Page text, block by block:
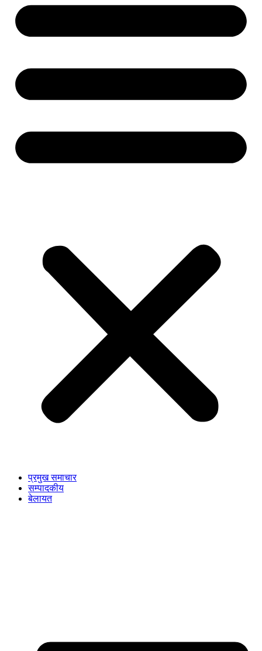
प्रमुख समाचार
सम्पादकीय
बेलायत